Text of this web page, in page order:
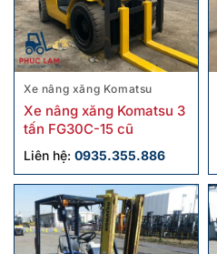
Xe nâng xăng Komatsu
Xe nâng xăng Komatsu 3
tấn FG30C-15 cũ
Liên hệ: 0935.355.886